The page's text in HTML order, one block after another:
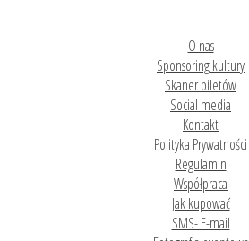
O nas
Sponsoring kultury
Skaner biletów
Social media
Kontakt
Polityka Prywatności
Regulamin
Współpraca
Jak kupować
SMS- E-mail